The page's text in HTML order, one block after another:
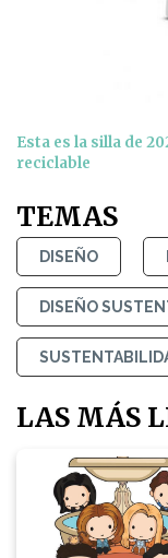
Esta es la silla de
reciclable
TEMAS
DISEÑO
DISEÑO
LAS MÁS